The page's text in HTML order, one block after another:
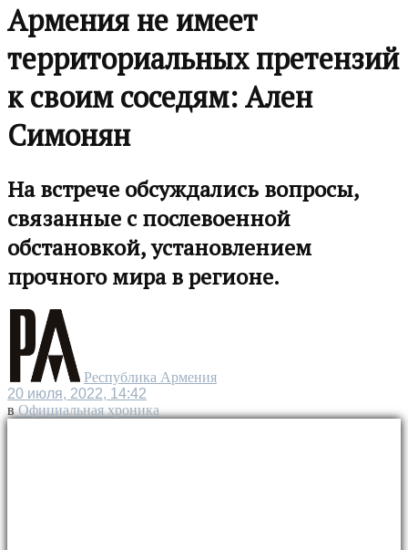
Армения не имеет
территориальных претензий
к своим соседям: Ален
Симонян
На встрече обсуждались вопросы,
связанные с послевоенной
обстановкой, установлением
прочного мира в регионе.
Республика Армения
20 июля, 2022, 14:42
в Официальная хроника